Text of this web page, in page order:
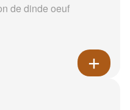
de dinde oeuf